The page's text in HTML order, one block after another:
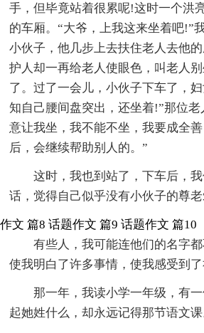
手，但毕竟站着很累呢!这时一个洪
的车厢。“大爷，上我这来坐着吧!”
小伙子，他几步上去扶住老人去他
护人却一再给老人使眼色，叫老人
了。过了一会儿，小伙子下车了，
知自己腰间盘突出，还坐着!”那位
意让我坐，我不能不坐，我要成全
后，会继续帮助别人的。”
这时，我也到站了，下车后，
话，觉得自己似乎没有小伙子的尊
作文 篇8
有些人，我可能连他们的名字
使我明白了许多事情，使我感受到了
那一年，我读小学一年级，有
起她姓什么，却永远记得那节语文课
话题作文 篇9 话题作文 篇10